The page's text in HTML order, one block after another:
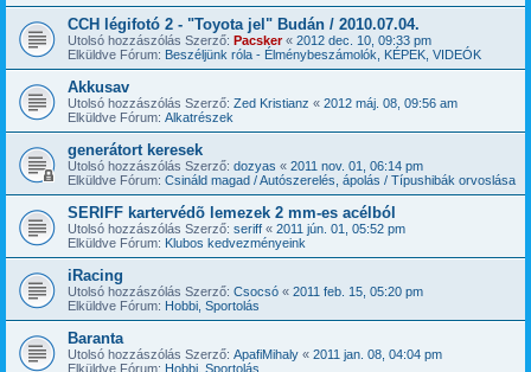
CCH légifotó 2 - "Toyota jel" Budán / 2010.07.04.
Utolsó hozzászólás Szerző: Pacsker« 2012 dec. 10, 09:33 pm
Elküldve Fórum: Beszéljünk róla - Élménybeszámolók, KÉPEK, VIDEÓK
Akkusav
Utolsó hozzászólás Szerző: Zed Kristianz « 2012 máj. 08, 09:56 am
Elküldve Fórum: Alkatrészek
generátort keresek
Utolsó hozzászólás Szerző: dozyas « 2011 nov. 01, 06:14 pm
Elküldve Fórum: Csináld magad / Autószerelés, ápolás / Típushibák orvoslása
SERIFF kartervédõ lemezek 2 mm-es acélból
Utolsó hozzászólás Szerző: seriff « 2011 jún. 01, 05:52 pm
Elküldve Fórum: Klubos kedvezményeink
iRacing
Utolsó hozzászólás Szerző: Csocsó « 2011 feb. 15, 05:20 pm
Elküldve Fórum: Hobbi, Sportolás
Baranta
Utolsó hozzászólás Szerző: ApafiMihaly « 2011 jan. 08, 04:04 pm
Elküldve Fórum: Hobbi, Sportolás